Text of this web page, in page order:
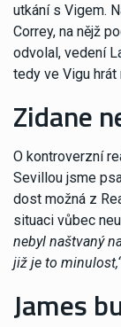
utkání s Vigem.
Correy, na nějž
odvolal, vedení
tedy ve Vigu hrát
Zidane
O kontroverzní
Sevillou jsme
dost možná z
situaci vůbec
nebyl naštvaný
již je to
James